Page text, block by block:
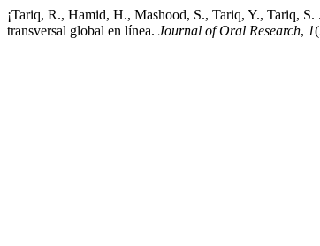
¡Tariq, R., Hamid, H., Mashood, S., Tariq, Y., Tariq,
transversal global en línea. Journal of Oral Research, 1